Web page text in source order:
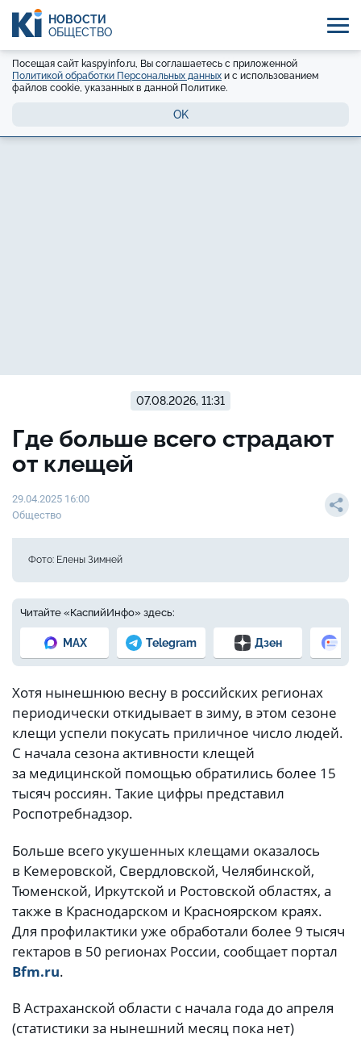
НОВОСТИ
ОБЩЕСТВО
Посещая сайт kaspyinfo.ru, Вы соглашаетесь с приложенной
Политикой обработки Персональных данных и с использованием
файлов cookie, указанных в данной Политике.
OK
07.08.2026, 11:31
Где больше всего страдают
от клещей
29.04.2025 16:00
Общество
Фото: Елены Зимней
Читайте «КаспийИнфо» здесь:
MAX Telegram Дзен
Хотя нынешнюю весну в российских регионах
периодически откидывает в зиму, в этом сезоне
клещи успели покусать приличное число людей.
С начала сезона активности клещей
за медицинской помощью обратились более 15
тысяч россиян. Такие цифры представил
Роспотребнадзор.
Больше всего укушенных клещами оказалось
в Кемеровской, Свердловской, Челябинской,
Тюменской, Иркутской и Ростовской областях, а
также в Краснодарском и Красноярском краях.
Для профилактики уже обработали более 9 тысяч
гектаров в 50 регионах России, сообщает портал
Bfm.ru.
В Астраханской области с начала года до апреля
(статистики за нынешний месяц пока нет)